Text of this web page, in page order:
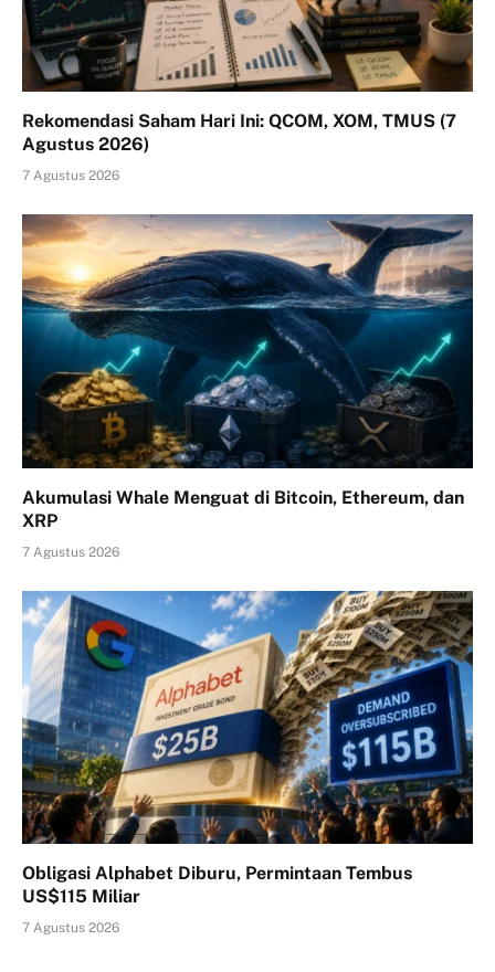
Rekomendasi Saham Hari Ini: QCOM, XOM, TMUS (7
Agustus 2026)
7 Agustus 2026
Akumulasi Whale Menguat di Bitcoin, Ethereum, dan
XRP
7 Agustus 2026
Obligasi Alphabet Diburu, Permintaan Tembus
US$115 Miliar
7 Agustus 2026